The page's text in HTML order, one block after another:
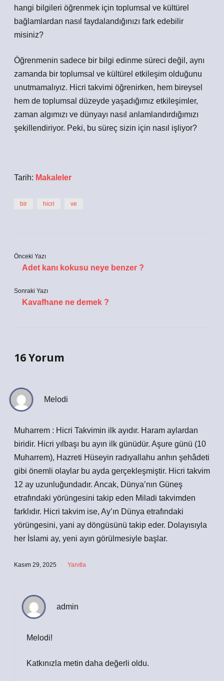
hangi bilgileri öğrenmek için toplumsal ve kültürel
bağlamlardan nasıl faydalandığınızı fark edebilir
misiniz?
Öğrenmenin sadece bir bilgi edinme süreci değil, aynı
zamanda bir toplumsal ve kültürel etkileşim olduğunu
unutmamalıyız. Hicri takvimi öğrenirken, hem bireysel
hem de toplumsal düzeyde yaşadığımız etkileşimler,
zaman algımızı ve dünyayı nasıl anlamlandırdığımızı
şekillendiriyor. Peki, bu süreç sizin için nasıl işliyor?
Tarih: Makaleler
bir hicri ve
Önceki Yazı
Adet kanı kokusu neye benzer ?
Sonraki Yazı
Kavafhane ne demek ?
16 Yorum
Melodi
Muharrem : Hicri Takvimin ilk ayıdır. Haram aylardan
biridir. Hicri yılbaşı bu ayın ilk günüdür. Aşure günü (10
Muharrem), Hazreti Hüseyin radıyallahu anhın şehâdeti
gibi önemli olaylar bu ayda gerçekleşmiştir. Hicri takvim
12 ay uzunluğundadır. Ancak, Dünya’nın Güneş
etrafındaki yörüngesini takip eden Miladi takvimden
farklıdır. Hicri takvim ise, Ay’ın Dünya etrafındaki
yörüngesini, yani ay döngüsünü takip eder. Dolayısıyla
her İslami ay, yeni ayın görülmesiyle başlar.
Kasım 29, 2025 Yanıtla
admin
Melodi!
Katkınızla metin daha değerli oldu.